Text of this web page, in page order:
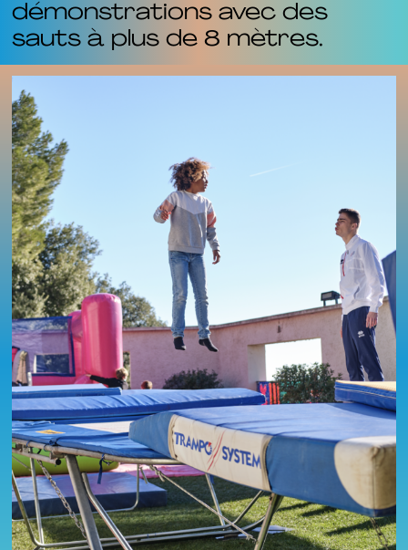
démonstrations avec des
sauts à plus de 8 mètres.